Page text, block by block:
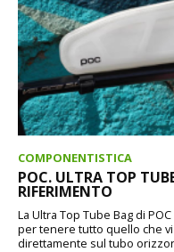
COMPONENTISTICA
POC. ULTRA TOP
RIFERIMENTO
La Ultra Top Tube Bag di
per tenere tutto quello che
direttamente sul tubo